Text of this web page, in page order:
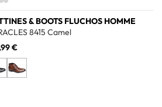
& BOOTS FLUCHOS HOMME
8415 Camel
€